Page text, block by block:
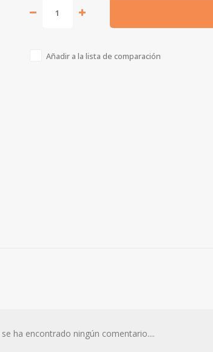
Añadir a la lista de comparación
se ha encontrado ningún comentario....